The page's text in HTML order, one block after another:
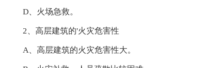
D、火场急救。
2、高层建筑的'火灾危害性
A、高层建筑的火灾危害性大。